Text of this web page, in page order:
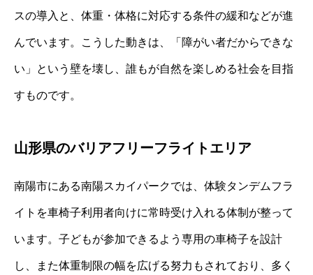
スの導入と、体重・体格に対応する条件の緩和などが進
んでいます。こうした動きは、「障がい者だからできな
い」という壁を壊し、誰もが自然を楽しめる社会を目指
すものです。
山形県のバリアフリーフライトエリア
南陽市にある南陽スカイパークでは、体験タンデムフラ
イトを車椅子利用者向けに常時受け入れる体制が整って
います。子どもが参加できるよう専用の車椅子を設計
し、また体重制限の幅を広げる努力もされており、多く